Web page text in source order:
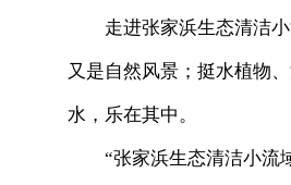
走进张家浜生态清洁
又是自然风景；挺水植物
水，乐在其中。
“张家浜生态清洁小流